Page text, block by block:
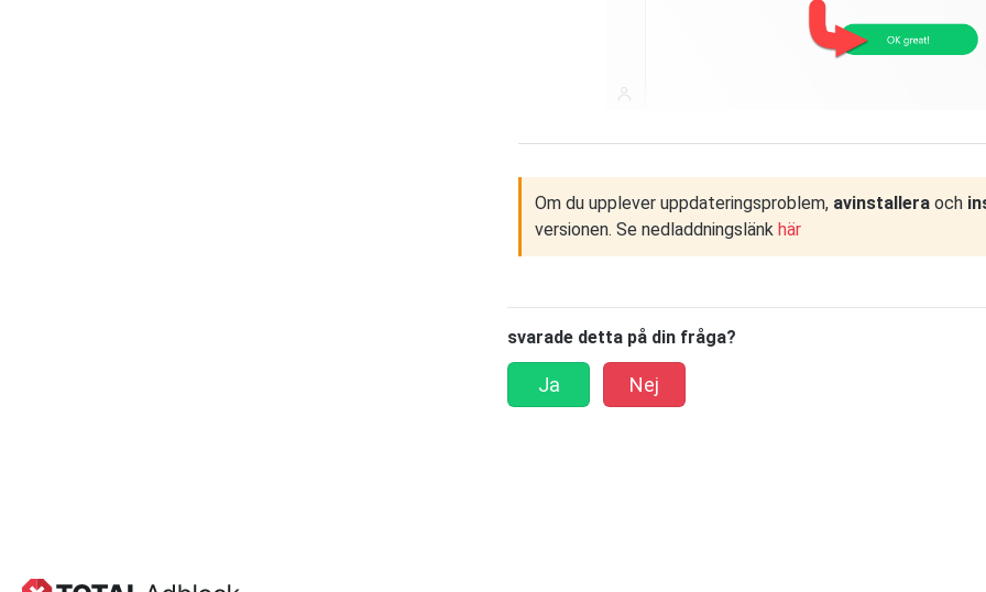
Om du upplever uppdateringsproblem, avinstallera och
versionen. Se nedladdningslänkhär
svarade detta på din fråga?
Ja Nej